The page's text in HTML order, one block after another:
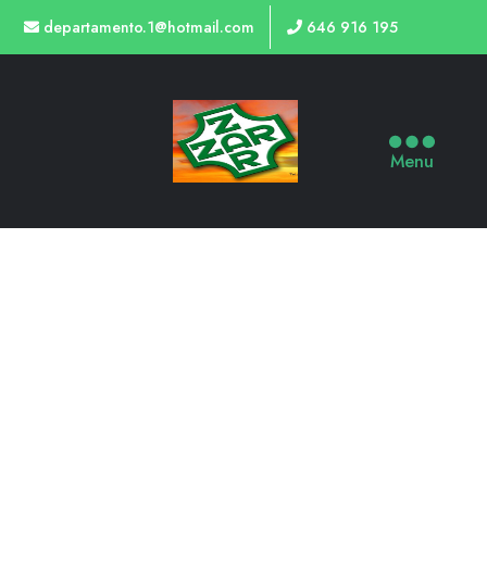
departamento.1@hotmail.com 646 916 195
Menu